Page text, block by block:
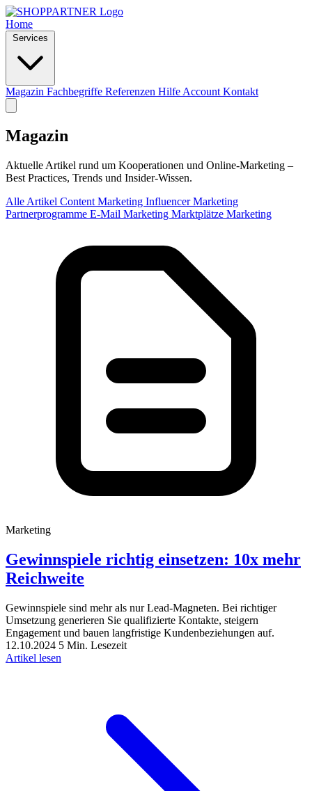
Home
Services
Magazin Fachbegriffe Referenzen Hilfe Account Kontakt
Magazin
Aktuelle Artikel rund um Kooperationen und Online-Marketing –
Best Practices, Trends und Insider-Wissen.
Alle Artikel Content Marketing Influencer Marketing
Partnerprogramme E-Mail Marketing Marktplätze Marketing
Marketing
Gewinnspiele richtig einsetzen: 10x mehr
Reichweite
Gewinnspiele sind mehr als nur Lead-Magneten. Bei richtiger
Umsetzung generieren Sie qualifizierte Kontakte, steigern
Engagement und bauen langfristige Kundenbeziehungen auf.
12.10.2024 5 Min. Lesezeit
Artikel lesen